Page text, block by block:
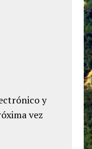
y
vez